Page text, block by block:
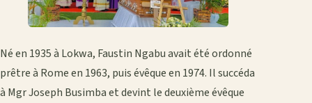
Né en 1935 à Lokwa, Faustin Ngabu avait été ordonné
prêtre à Rome en 1963, puis évêque en 1974. Il succéda
à Mgr Joseph Busimba et devint le deuxième évêque